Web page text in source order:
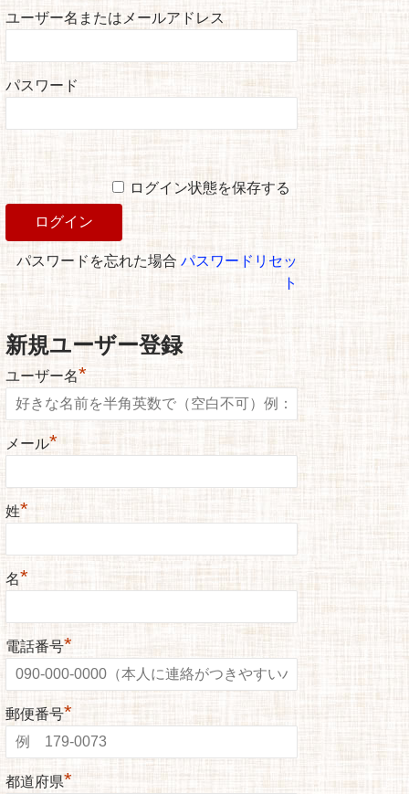
ユーザー名またはメールアドレス
パスワード
ログイン状態を保存する
パスワードを忘れた場合パスワードリセッ
ト
新規ユーザー登録
ユーザー名*
メール*
姓*
名*
電話番号*
郵便番号*
都道府県*